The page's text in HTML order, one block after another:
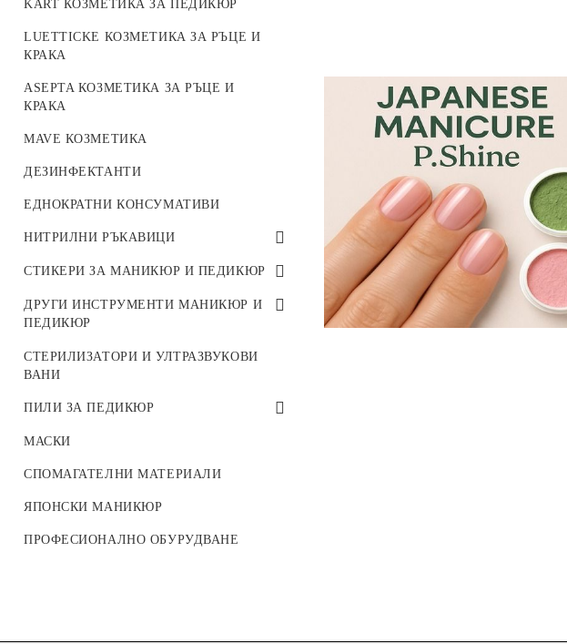
OVER THE NUDE
SLOWIANKA ANTIBACTERIAL GEL
SAND COLLECTION
SUMMER SNOW COLLECTION
ARTER ГЕЛ БОЯ
ПИЛИ ЗА МАНИКЮР
KART КОЗМЕТИКА ЗА ПЕДИКЮР
LUETTICKE КОЗМЕТИКА ЗА РЪЦЕ И
КРАКА
ASEPTA КОЗМЕТИКА ЗА РЪЦЕ И
КРАКА
MAVE КОЗМЕТИКА
ДЕЗИНФЕКТАНТИ
ЕДНОКРАТНИ КОНСУМАТИВИ
НИТРИЛНИ РЪКАВИЦИ
НИТРИЛНИ РЪКАВИЦИ
СТИКЕРИ ЗА МАНИКЮР И ПЕДИКЮР
IBDI NAILS
СТИКЕРИ ЗИМА
СТИКЕРИ ПРОЛЕТ/ ЛЯТО
СТИКЕРИ ЕСЕН
3D СТИКЕРИ
СТИКЕРИ ND SLIDER
LAK STIKERS
ДРУГИ ИНСТРУМЕНТИ МАНИКЮР И
ПЕДИКЮР
ДРУГИ ИНСТРУМЕНТИ МАНИКЮР
И ПЕДИКЮР
СТЕРИЛИЗАТОРИ И УЛТРАЗВУКОВИ
ВАНИ
ПИЛИ ЗА ПЕДИКЮР
ПИЛИ ЗА ПЕДИКЮР
МАСКИ
СПОМАГАТЕЛНИ МАТЕРИАЛИ
ЯПОНСКИ МАНИКЮР
ПРОФЕСИОНАЛНО ОБУРУДВАНЕ